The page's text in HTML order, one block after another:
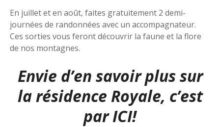
En juillet et en août, faites gratuitement 2 demi-
journées de randonnées avec un accompagnateur.
Ces sorties vous feront découvrir la faune et la flore
de nos montagnes.
Envie d’en savoir plus sur
la résidence Royale, c’est
par ICI!